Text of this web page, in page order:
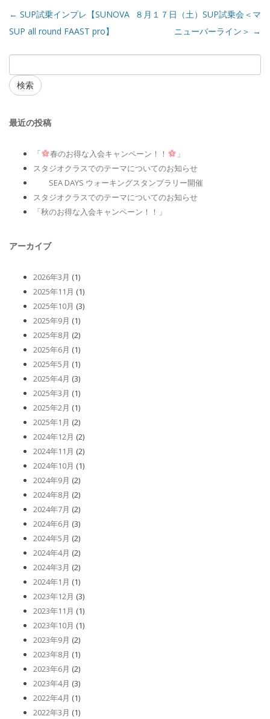
← SUP試乗インプレ【SUNOVA
SUP all round FAAST pro】
８月１７日（土）SUP試乗会＜マ
ニューバーライン＞ →
検索
最近の投稿
「 春のお得な入会キャンペーン！！
」
スタジオクラスでのテーマについてのお知らせ
SEA DAYS ウォーキングスタンプラリー開催
スタジオクラスでのテーマについてのお知らせ
「秋のお得な入会キャンペーン！！」
アーカイブ
2026年3月 (1)
2025年11月 (1)
2025年10月 (3)
2025年9月 (1)
2025年8月 (2)
2025年6月 (1)
2025年5月 (1)
2025年4月 (3)
2025年3月 (1)
2025年2月 (1)
2025年1月 (2)
2024年12月 (2)
2024年11月 (2)
2024年10月 (1)
2024年9月 (2)
2024年8月 (2)
2024年7月 (2)
2024年6月 (3)
2024年5月 (2)
2024年4月 (2)
2024年3月 (2)
2024年1月 (1)
2023年12月 (3)
2023年11月 (1)
2023年10月 (1)
2023年9月 (2)
2023年8月 (1)
2023年6月 (2)
2023年4月 (3)
2022年4月 (1)
2022年3月 (1)